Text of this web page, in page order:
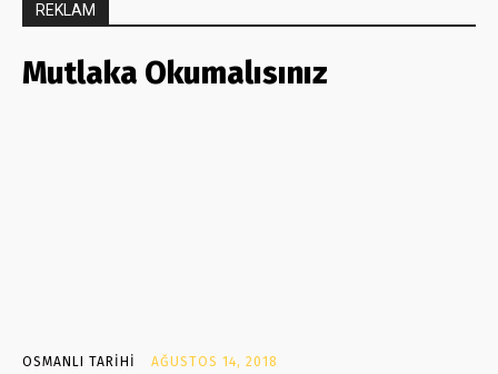
REKLAM
Mutlaka Okumalısınız
OSMANLI TARIHI AĞUSTOS 14, 2018